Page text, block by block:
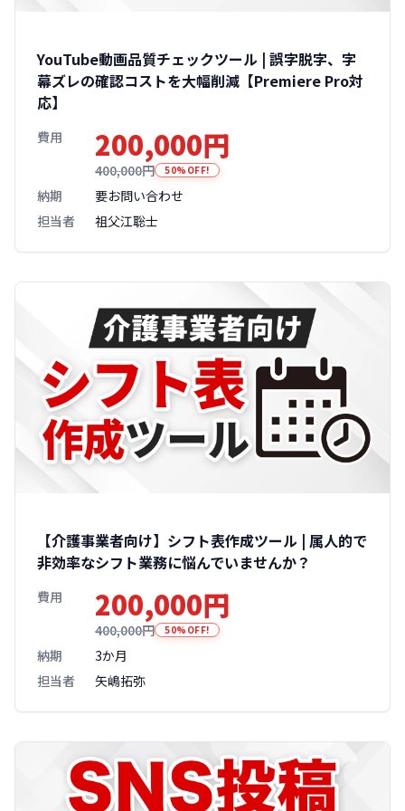
YouTube動画品質チェックツール | 誤字脱字、字
幕ズレの確認コストを大幅削減【Premiere Pro対
応】
費用 200,000円
400,000円 50%OFF!
納期
要お問い合わせ
担当者
祖父江聡士
【介護事業者向け】シフト表作成ツール | 属人的で
非効率なシフト業務に悩んでいませんか？
費用 200,000円
400,000円 50%OFF!
納期
3か月
担当者
矢嶋拓弥